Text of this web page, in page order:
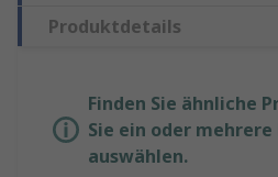
Produktdetails
Finden Sie ähnliche
Sie ein oder
auswählen.